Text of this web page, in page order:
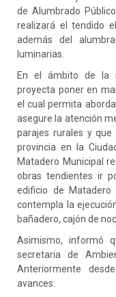
de Alumbrado
realizará el tendido
además del
luminarias.
En el ámbito de la
proyecta poner en
el cual permita
asegure la atención
parajes rurales y
provincia en la
Matadero Municipal
obras tendientes ir
edificio de
contempla la
bañadero, cajón de
Asimismo, informó
secretaria de
Anteriormente
avances: